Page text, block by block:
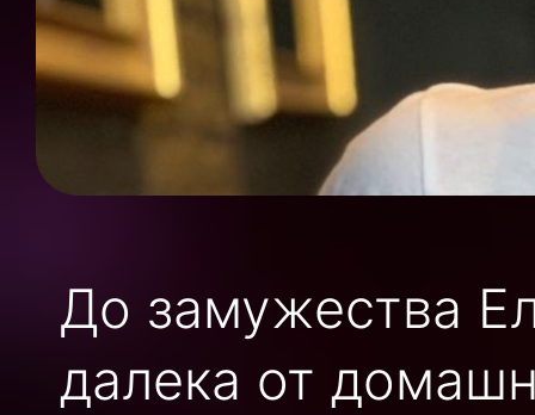
До замужества
далека от